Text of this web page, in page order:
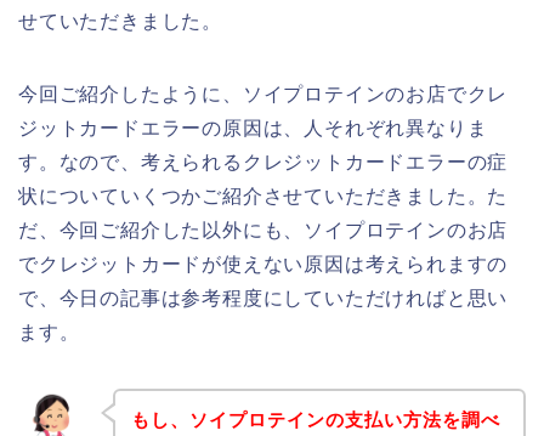
せていただきました。
今回ご紹介したように、ソイプロテインのお店でクレ
ジットカードエラーの原因は、人それぞれ異なりま
す。なので、考えられるクレジットカードエラーの症
状についていくつかご紹介させていただきました。た
だ、今回ご紹介した以外にも、ソイプロテインのお店
でクレジットカードが使えない原因は考えられますの
で、今日の記事は参考程度にしていただければと思い
ます。
もし、ソイプロテインの支払い方法を調べ